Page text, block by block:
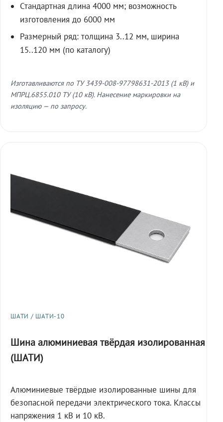
Стандартная длина 4000 мм; возможность
изготовления до 6000 мм
Размерный ряд: толщина 3..12 мм, ширина
15..120 мм (по каталогу)
Изготавливаются по ТУ 3439-008-97798631-2013 (1 кВ) и
МПРЦ.6855.010 ТУ (10 кВ). Нанесение маркировки на
изоляцию — по запросу.
ШАТИ / ШАТИ-10
Шина алюминиевая твёрдая изолированная
(ШАТИ)
Алюминиевые твёрдые изолированные шины для
безопасной передачи электрического тока. Классы
напряжения 1 кВ и 10 кВ.